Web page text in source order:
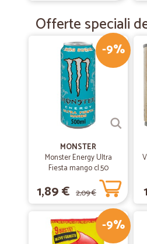
Offerte speciali
-9%
MONSTER
Monster Energy Ultra
Fiesta mango cl.50
1,89 € 2,09 €
-9%